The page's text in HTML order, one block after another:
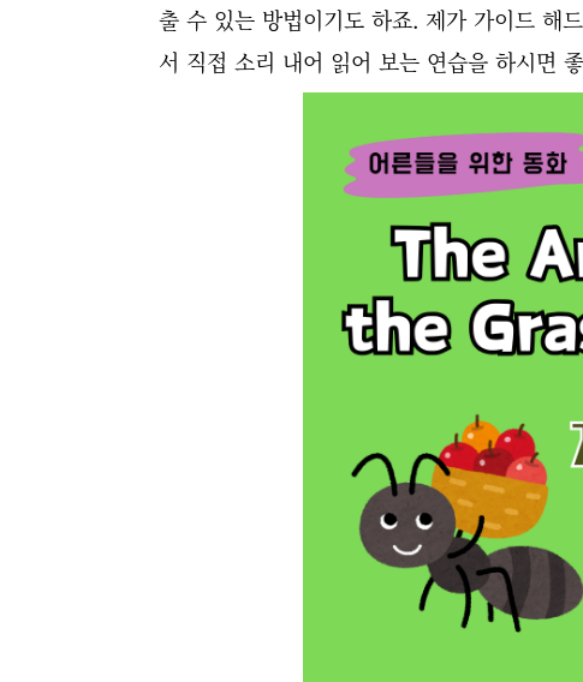
출 수 있는 방법이기도 하죠. 제가 가이드 해
서 직접 소리 내어 읽어 보는 연습을 하시면